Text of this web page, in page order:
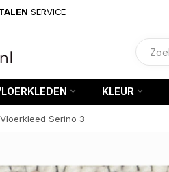
SERVICE
KLEUR
Serino 3